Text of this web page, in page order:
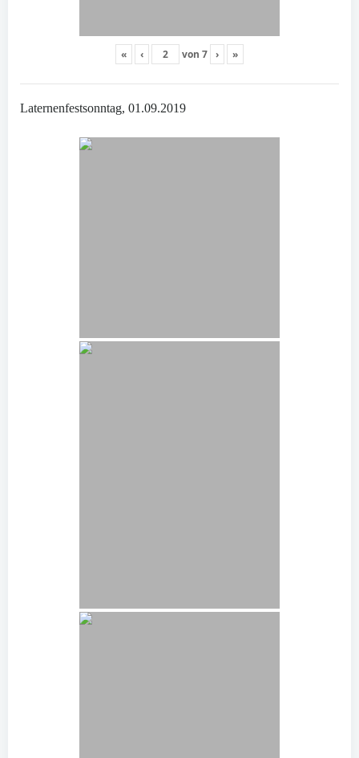
« ‹ von 7 › »
Laternenfestsonntag, 01.09.2019